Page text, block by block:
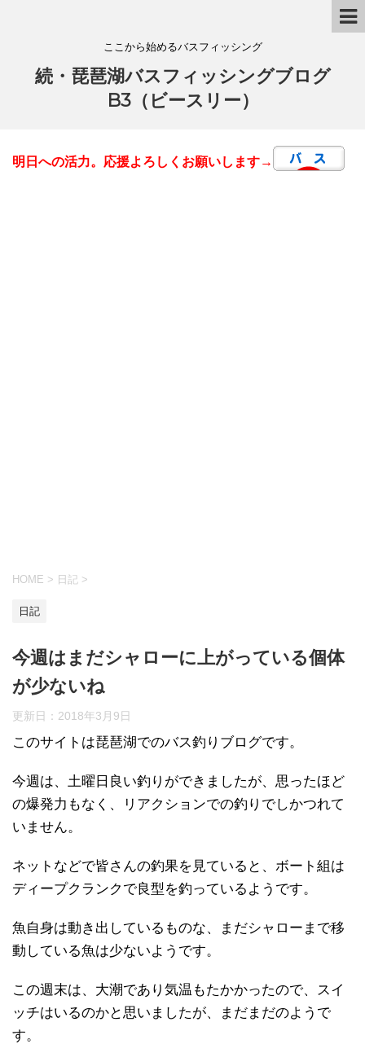
ここから始めるバスフィッシング
続・琵琶湖バスフィッシングブログ
B3（ビースリー）
明日への活力。応援よろしくお願いします→
HOME > 日記 >
日記
今週はまだシャローに上がっている個体
が少ないね
更新日： 2018年3月9日
このサイトは琵琶湖でのバス釣りブログです。
今週は、土曜日良い釣りができましたが、思ったほど
の爆発力もなく、リアクションでの釣りでしかつれて
いません。
ネットなどで皆さんの釣果を見ていると、ボート組は
ディープクランクで良型を釣っているようです。
魚自身は動き出しているものな、まだシャローまで移
動している魚は少ないようです。
この週末は、大潮であり気温もたかかったので、スイ
ッチはいるのかと思いましたが、まだまだのようで
す。